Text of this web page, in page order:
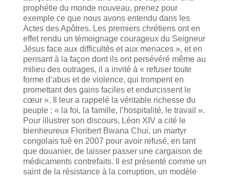
prophétie du monde nouveau, prenez pour
exemple ce que nous avons entendu dans les
Actes des Apôtres. Les premiers chrétiens ont en
effet rendu un témoignage courageux du Seigneur
Jésus face aux difficultés et aux menaces », et en
pensant à la façon dont ils ont persévéré même au
milieu des outrages, il a invité à « refuser toute
forme d’abus et de violence, qui trompent en
promettant des gains faciles et endurcissent le
cœur ». Il leur a rappelé la véritable richesse du
peuple : « la foi, la famille, l’hospitalité, le travail ».
Pour illustrer son discours, Léon XIV a cité le
bienheureux Floribert Bwana Chui, un martyr
congolais tué en 2007 pour avoir refusé, en tant
que douanier, de laisser passer une cargaison de
médicaments contrefaits. Il est présenté comme un
saint de la résistance à la corruption, un modèle